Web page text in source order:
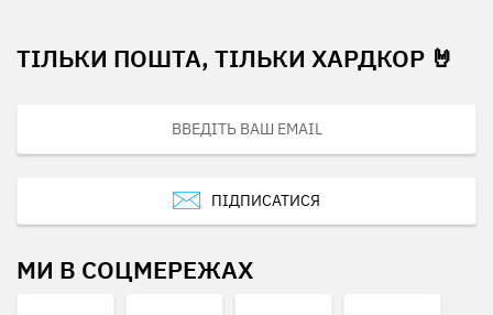
ТІЛЬКИ ПОШТА, ТІЛЬКИ ХАРДКОР 🤘
ПІДПИСАТИСЯ
МИ В СОЦМЕРЕЖАХ